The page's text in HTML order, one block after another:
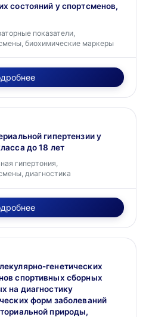
состояний у спортсменов,
показатели,
биохимические маркеры
гипертензии у
до 18 лет
гипертония,
диагностика
генетических
спортивных сборных
на диагностику
форм заболеваний
природы,